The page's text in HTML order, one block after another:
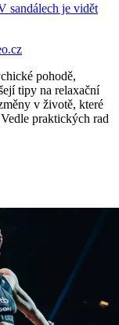
sandálech je vidět
pohodě,
tipy na relaxační
v životě, které
praktických rad